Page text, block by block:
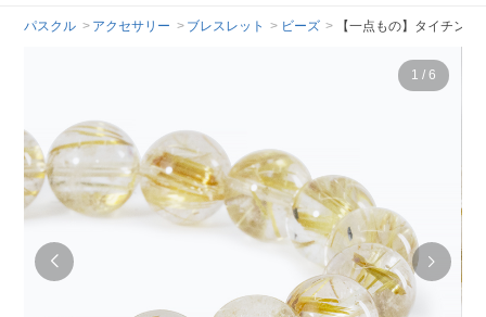
パスクル アクセサリー ブレスレット ビーズ 【一点もの】タイチン
1 / 6